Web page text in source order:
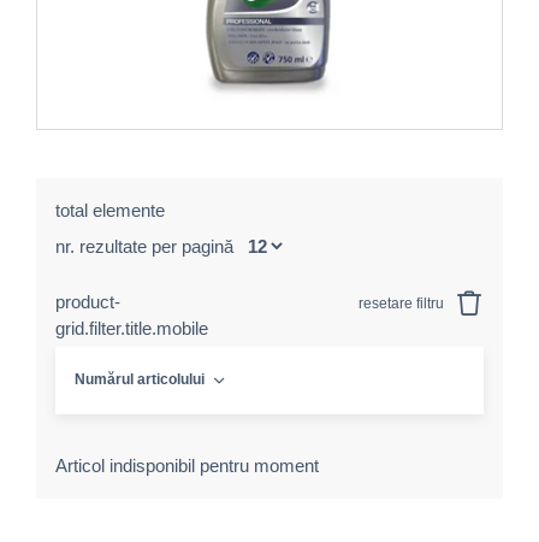
total elemente
nr. rezultate per pagină
product-
grid.filter.title.mobile
resetare filtru
Numărul articolului
Articol indisponibil pentru moment